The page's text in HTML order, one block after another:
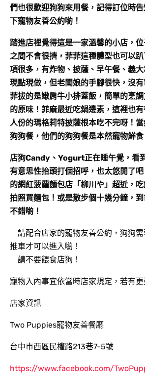
們也很歡迎狗狗來用餐，記得訂位時
下寵物友善公約喲！
踏進店裡覺得這是一家溫馨的小店，
之間不會很擠，菲菲這種體型也可以
項很多，有炸物、披薩、早午餐、義
現點現做，但老闆娘的手腳很快，沒有
菲拔的是嫩肩牛小排蓋飯，簡單的烹
的原味！菲麻最近吃鍋邊素，這裡也
人份的瑪格莉特披薩根本吃不完呀！
狗狗餐，他們的狗狗餐是本然寵物鮮食
店狗Candy、Yogurt正在睡午覺，看
有意思性抬頭打個招呼，也太悠閒了
的網紅菠蘿麵包店「柳川や」超近，
拍照買麵包！或是散步個十幾分鐘，
不錯喲！
請配合店家的寵物友善公約，狗狗
推車才可以進入喲！
請不要餵食店狗！
寵物入內事宜依當時店家規定，若有更
店家資訊
Two Puppies寵物友善餐廳
台中市西區民權路213巷7-5號
https://www.facebook.com/